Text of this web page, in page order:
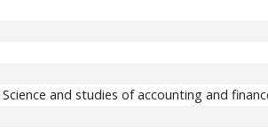
Science and studies of accounting and